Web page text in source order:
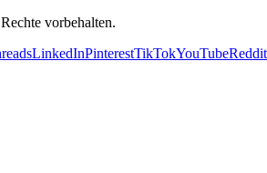
vorbehalten.
LinkedInPinterestTikTokYouTubeReddit